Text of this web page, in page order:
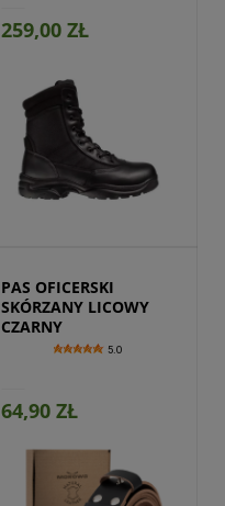
259,00 ZŁ
PAS OFICERSKI
SKÓRZANY LICOWY
CZARNY
5.0
64,90 ZŁ